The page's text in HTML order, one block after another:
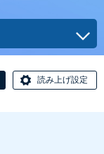
読み上げ設定